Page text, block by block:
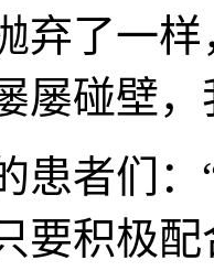
弃了一
屡碰壁
患者们
要积极